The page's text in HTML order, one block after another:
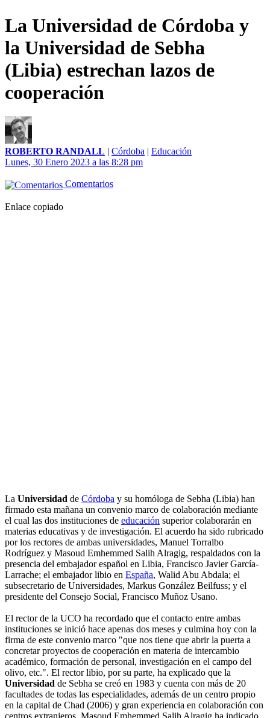
La Universidad de Córdoba y
la Universidad de Sebha
(Libia) estrechan lazos de
cooperación
ROBERTO RANDALL | Córdoba | Educación
Lunes, 30 Enero 2023 a las 8:28 pm
Comentarios
Enlace copiado
La Universidad de Córdoba y su homóloga de Sebha (Libia) han
firmado esta mañana un convenio marco de colaboración mediante
el cual las dos instituciones de educación superior colaborarán en
materias educativas y de investigación. El acuerdo ha sido rubricado
por los rectores de ambas universidades, Manuel Torralbo
Rodríguez y Masoud Emhemmed Salih Alragig, respaldados con la
presencia del embajador español en Libia, Francisco Javier García-
Larrache; el embajador libio en España, Walid Abu Abdala; el
subsecretario de Universidades, Markus González Beilfuss; y el
presidente del Consejo Social, Francisco Muñoz Usano.
El rector de la UCO ha recordado que el contacto entre ambas
instituciones se inició hace apenas dos meses y culmina hoy con la
firma de este convenio marco "que nos tiene que abrir la puerta a
concretar proyectos de cooperación en materia de intercambio
académico, formación de personal, investigación en el campo del
olivo, etc.". El rector libio, por su parte, ha explicado que la
Universidad de Sebha se creó en 1983 y cuenta con más de 20
facultades de todas las especialidades, además de un centro propio
en la capital de Chad (2006) y gran experiencia en colaboración con
centros extranjeros. Masoud Emhemmed Salih Alragig ha indicado